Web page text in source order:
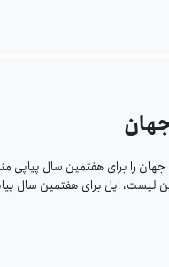
دارند. در این لیست، اپل برای